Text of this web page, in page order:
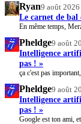
Ryan9 août
Le carnet de
En même temps,
Pheldge9 août
Intelligence
pas ! »
ça c'est pas
Pheldge9 août
Intelligence
pas ! »
Google est ton ami,